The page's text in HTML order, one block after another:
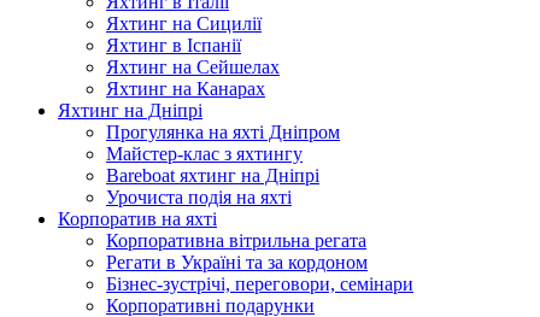
Яхтинг на Сицилії
Яхтинг в Іспанії
Яхтинг на Сейшелах
Яхтинг на Канарах
Яхтинг на Дніпрі
Прогулянка на яхті Дніпром
Майстер-клас з яхтингу
Bareboat яхтинг на Дніпрі
Урочиста подія на яхті
Корпоратив на яхті
Корпоративна вітрильна регата
Регати в Україні та за кордоном
Бізнес-зустрічі, переговори, семінари
Корпоративні подарунки